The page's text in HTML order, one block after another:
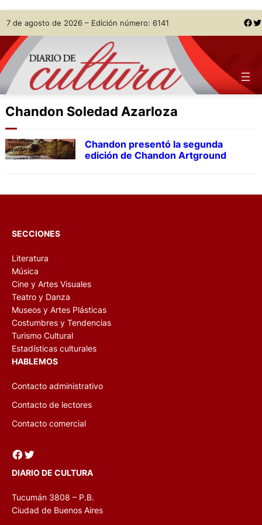
Skip
to
content
7 de agosto de 2026 – Edición número: 6141 Facebook Twitter
Chandon Soledad Azarloza
Chandon presentó la segunda
edición de Chandon Artground
SECCIONES
Literatura
Música
Cine y Artes Visuales
Teatro y Danza
Museos y Artes Plásticas
Costumbres y Tendencias
Turismo Cultural
Estadísticas culturales
HABLEMOS
Contacto administrativo
Contacto de lectores
Contacto comercial
Facebook Twitter
DIARIO DE CULTURA
Tucumán 3808 – P.B.
Ciudad de Buenos Aires